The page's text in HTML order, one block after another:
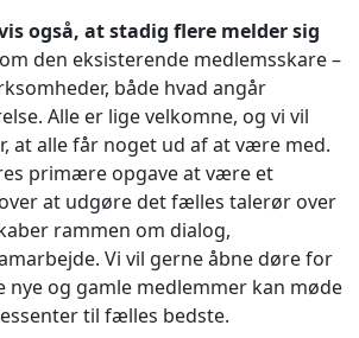
også, at stadig flere melder sig
den eksisterende medlemsskare –
både hvad angår
Alle er lige velkomne, og vi vil
at alle får noget ud af at være med.
primære opgave at være et
at udgøre det fælles talerør over
rammen om dialog,
Vi vil gerne åbne døre for
nye og gamle medlemmer kan møde
til fælles bedste.